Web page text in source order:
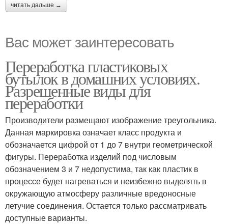
читать дальше →
Вас может заинтересовать
Переработка пластиковых
бутылок в домашних условиях.
Разрешенные виды для
переработки
Производители размещают изображение треугольника.
Данная маркировка означает класс продукта и
обозначается цифрой от 1 до 7 внутри геометрической
фигуры. Переработка изделий под числовым
обозначением 3 и 7 недопустима, так как пластик в
процессе будет нагреваться и неизбежно выделять в
окружающую атмосферу различные вредоносные
летучие соединения. Остается только рассматривать
доступные варианты.